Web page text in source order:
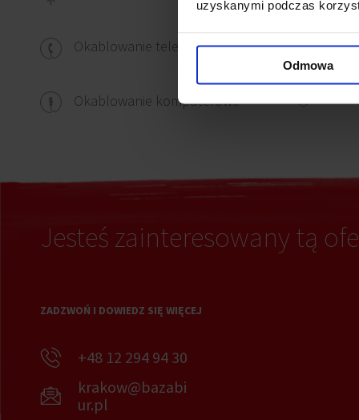
uzyskanymi podczas
Odmowa
Okablowanie telefoniczne
Okablowanie komputerowe
Jesteś zainteresowany tą
ZADZWOŃ I DOWIEDZ SIĘ WIĘCEJ
+48 12 294 94 30
krakow@bazabi
ur.pl